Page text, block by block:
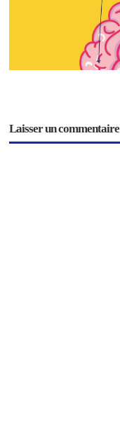
Laisser un commentaire